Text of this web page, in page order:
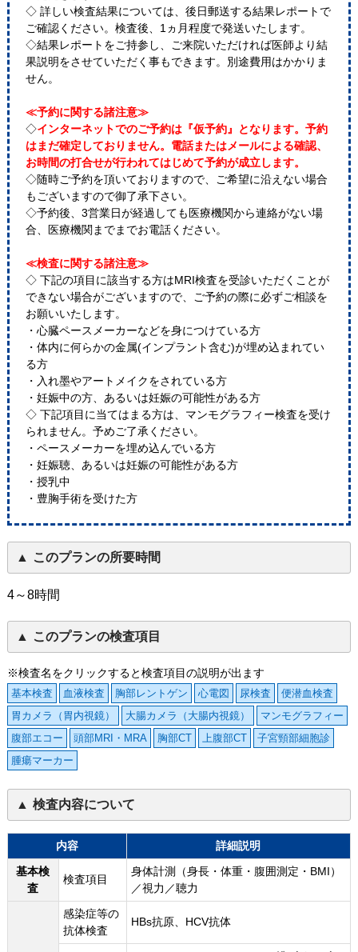
◇ 詳しい検査結果については、後日郵送する結果レポートで
ご確認ください。検査後、1ヵ月程度で発送いたします。
◇結果レポートをご持参し、ご来院いただければ医師より結
果説明をさせていただく事もできます。別途費用はかかりま
せん。
≪予約に関する諸注意≫
◇インターネットでのご予約は『仮予約』となります。予約
はまだ確定しておりません。電話またはメールによる確認、
お時間の打合せが行われてはじめて予約が成立します。
◇随時ご予約を頂いておりますので、ご希望に沿えない場合
もございますので御了承下さい。
◇予約後、3営業日が経過しても医療機関から連絡がない場
合、医療機関までまでお電話ください。
≪検査に関する諸注意≫
◇ 下記の項目に該当する方はMRI検査を受診いただくことが
できない場合がございますので、ご予約の際に必ずご相談を
お願いいたします。
・心臓ペースメーカーなどを身につけている方
・体内に何らかの金属(インプラント含む)が埋め込まれてい
る方
・入れ墨やアートメイクをされている方
・妊娠中の方、あるいは妊娠の可能性がある方
◇ 下記項目に当てはまる方は、マンモグラフィー検査を受け
られません。予めご了承ください。
・ペースメーカーを埋め込んでいる方
・妊娠聴、あるいは妊娠の可能性がある方
・授乳中
・豊胸手術を受けた方
このプランの所要時間
4～8時間
このプランの検査項目
※検査名をクリックすると検査項目の説明が出ます
基本検査 血液検査 胸部レントゲン 心電図 尿検査
便潜血検査
胃カメラ（胃内視鏡）
大腸カメラ（大腸内視鏡）
マンモグラフィー
腹部エコー
頭部MRI・MRA 胸部CT 上腹部CT
子宮頸部細胞診
腫瘍マーカー
検査内容について
内容
詳細説明
基本検
査
検査項目
身体計測（身長・体重・腹囲測定・BMI）
／視力／聴力
感染症等の
抗体検査
HBs抗原、HCV抗体